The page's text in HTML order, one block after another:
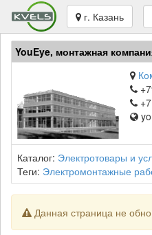
г. Казань
YouEye, монтажная
Каталог: Электротовары и
Теги: Электромонтажные
Данная страница не